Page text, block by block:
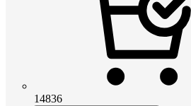
14836